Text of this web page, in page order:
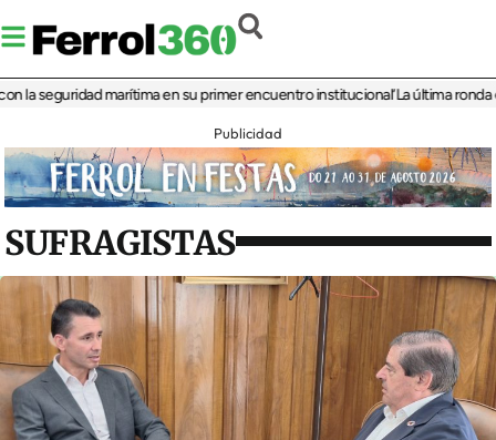
marítima en su primer encuentro institucional‘La última ronda en
Publicidad
SUFRAGISTAS